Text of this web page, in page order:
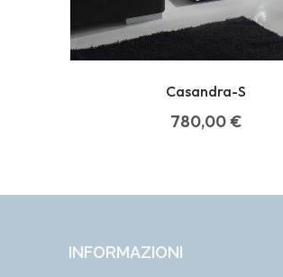
Casandra-S
780,00€
INFORMAZIONI